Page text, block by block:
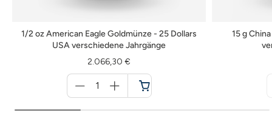
1/2 oz American Eagle Goldmünze - 25 Dollars
USA verschiedene Jahrgänge
2.066,30 €
für
Warenkorb
15 g